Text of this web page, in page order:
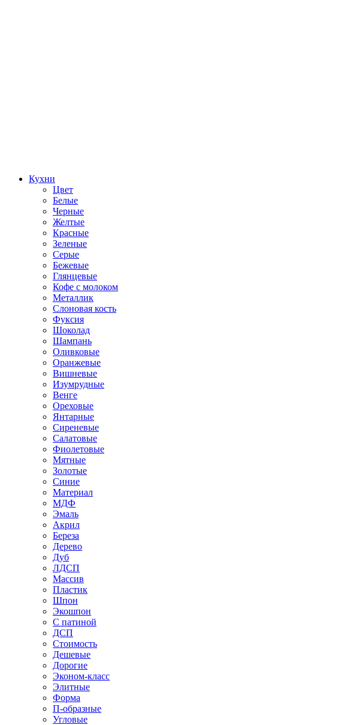
Кухни
Цвет
Белые
Черные
Желтые
Красные
Зеленые
Серые
Бежевые
Глянцевые
Кофе с молоком
Металлик
Слоновая кость
Фуксия
Шоколад
Шампань
Оливковые
Оранжевые
Вишневые
Изумрудные
Венге
Ореховые
Янтарные
Сиреневые
Салатовые
Фиолетовые
Мятные
Золотые
Синие
Материал
МДФ
Эмаль
Акрил
Береза
Дерево
Дуб
ЛДСП
Массив
Пластик
Шпон
Экошпон
С патиной
ДСП
Стоимость
Дешевые
Дорогие
Эконом-класс
Элитные
Форма
П-образные
Угловые